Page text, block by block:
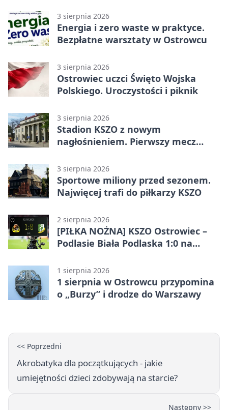
3 sierpnia 2026
Energia i zero waste w praktyce.
Bezpłatne warsztaty w Ostrowcu
3 sierpnia 2026
Ostrowiec uczci Święto Wojska
Polskiego. Uroczystości i piknik
3 sierpnia 2026
Stadion KSZO z nowym
nagłośnieniem. Pierwszy mecz
3 sierpnia 2026
Sportowe miliony przed sezonem.
Najwięcej trafi do piłkarzy KSZO
2 sierpnia 2026
[PIŁKA NOŻNA] KSZO Ostrowiec –
Podlasie Biała Podlaska 1:0 na
(Grupa IV)
1 sierpnia 2026
1 sierpnia w Ostrowcu przypomina
o „Burzy” i drodze do Warszawy
<< Poprzedni
Akrobatyka dla początkujących - jakie
umiejętności dzieci zdobywają na starcie?
Następny >>